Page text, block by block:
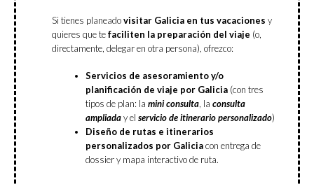
Si tienes planeadovisitar Galicia en tus vacaciones y
quieres que tefaciliten la preparación del viaje (o,
directamente, delegar en otra persona), ofrezco:
Servicios de asesoramiento y/o
planificación de viaje por Galicia(con tres
tipos de plan: la mini consulta, la consulta
ampliada y el servicio de itinerario personalizado)
Diseño de rutas e itinerarios
personalizados por Galiciacon entrega de
dossier y mapa interactivo de ruta.